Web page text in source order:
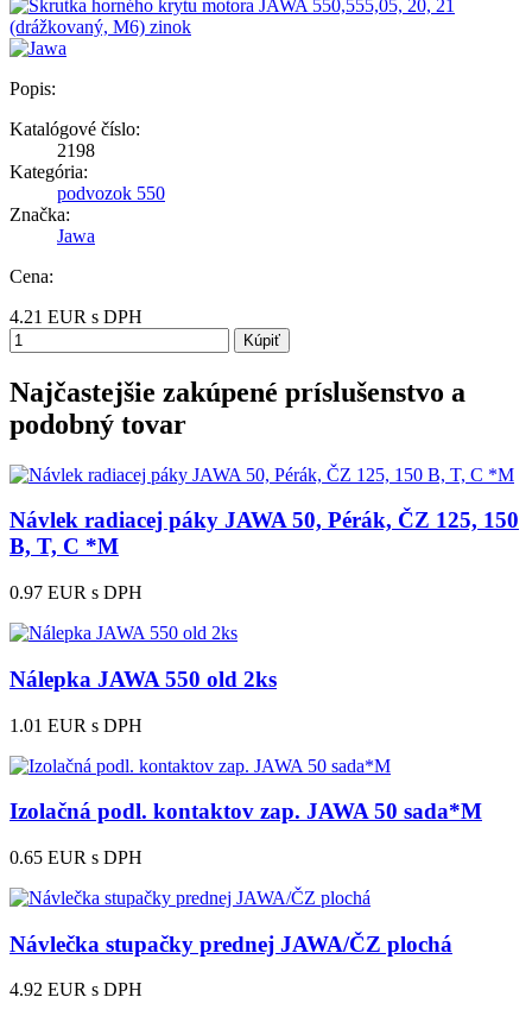
Popis:
Katalógové číslo:
2198
Kategória:
podvozok 550
Značka:
Jawa
Cena:
4.21 EUR s DPH
Kúpiť
Najčastejšie zakúpené príslušenstvo a
podobný tovar
Návlek radiacej páky JAWA 50, Pérák, ČZ 125, 150
B, T, C *M
0.97 EUR s DPH
Nálepka JAWA 550 old 2ks
1.01 EUR s DPH
Izolačná podl. kontaktov zap. JAWA 50 sada*M
0.65 EUR s DPH
Návlečka stupačky prednej JAWA/ČZ plochá
4.92 EUR s DPH